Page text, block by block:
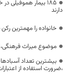
۱۸۵ بیمار
دارند
خانواده را مهمترین
موضوع میراث
بیشترین تعداد
،ضرورت استفاده از